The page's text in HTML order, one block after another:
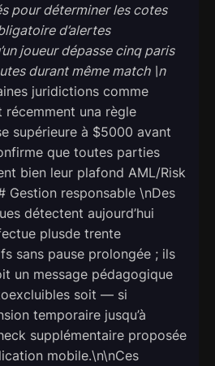
pour déterminer les cotes
d’alertes
joueur dépasse cinq paris
durant même match \n
juridictions comme
una règle
supérieure à $5000 avant
que toutes parties
bien leur plafond AML/Risk
Gestion responsable \nDes
détectent aujourd’hui
plusde trente
sans pause prolongée ; ils
un message pédagogique
soit — si
temporaire jusqu’à
supplémentaire proposée
mobile.\n\nCes